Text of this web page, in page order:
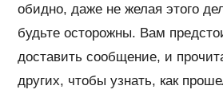
обидно, даже не желая этого
будьте осторожны. Вам
доставить сообщение, и
других, чтобы узнать, как